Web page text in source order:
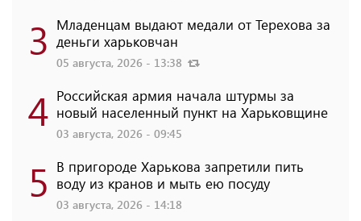
3 Младенцам выдают медали от Терехова за
деньги харьковчан
05 августа, 2026 - 13:38
4 Российская армия начала штурмы за
новый населенный пункт на Харьковщине
03 августа, 2026 - 09:45
5 В пригороде Харькова запретили пить
воду из кранов и мыть ею посуду
03 августа, 2026 - 14:18